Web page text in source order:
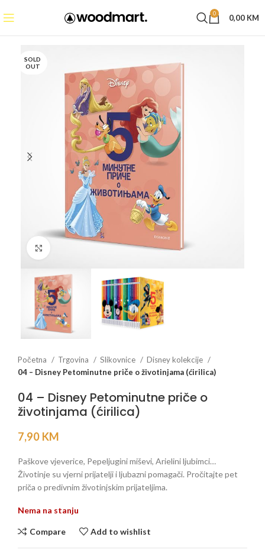
0 0,00 KM
SOLD
OUT
Početna Trgovina Slikovnice
Disney kolekcije
04 – Disney Petominutne priče o životinjama (ćirilica)
04 – Disney Petominutne priče o
životinjama (ćirilica)
7,90 KM
Paškove vjeverice, Pepeljugini miševi, Arielini ljubimci…
Životinje su vjerni prijatelji i ljubazni pomagači. Pročitajte pet
priča o predivnim životinjskim prijateljima.
Nema na stanju
Compare Add to wishlist